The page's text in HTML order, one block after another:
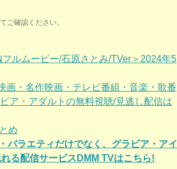
ご確認ください。
ルムービー/石原さとみ/TVer＞2024年5
画・名作映画・テレビ番組・音楽・歌番
ア・アダルトの無料視聴/見逃し配信は
め
バラエティだけでなく、グラビア・アイ
る配信サービスDMM TVはこちら!